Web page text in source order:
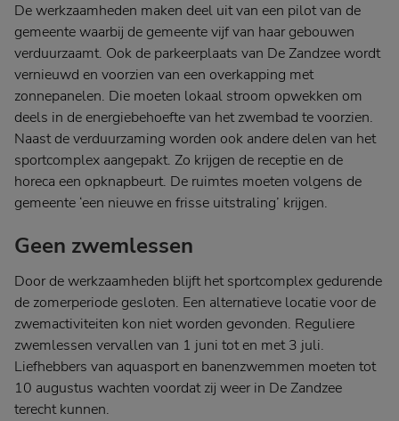
De werkzaamheden maken deel uit van een pilot van de
gemeente waarbij de gemeente vijf van haar gebouwen
verduurzaamt. Ook de parkeerplaats van De Zandzee wordt
vernieuwd en voorzien van een overkapping met
zonnepanelen. Die moeten lokaal stroom opwekken om
deels in de energiebehoefte van het zwembad te voorzien.
Naast de verduurzaming worden ook andere delen van het
sportcomplex aangepakt. Zo krijgen de receptie en de
horeca een opknapbeurt. De ruimtes moeten volgens de
gemeente ‘een nieuwe en frisse uitstraling’ krijgen.
Geen zwemlessen
Door de werkzaamheden blijft het sportcomplex gedurende
de zomerperiode gesloten. Een alternatieve locatie voor de
zwemactiviteiten kon niet worden gevonden. Reguliere
zwemlessen vervallen van 1 juni tot en met 3 juli.
Liefhebbers van aquasport en banenzwemmen moeten tot
10 augustus wachten voordat zij weer in De Zandzee
terecht kunnen.